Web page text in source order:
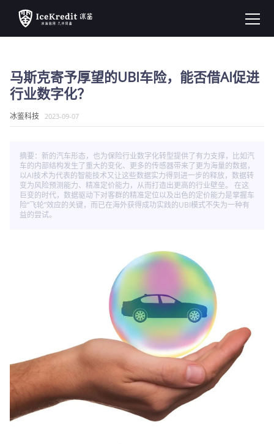
马斯克寄予厚望的UBI车险，能否借AI促进
行业数字化？
冰鉴科技 2023-09-07
摘要：新的汽车形态，也为保险行业数字化转型提供了有力支撑，比如汽
车的内部结构发生了重大的变化、更多的传感器带来了更为海量的数据，
以AI技术为代表的智能技术又让这些数据实力得到进一步的释放，数据转
变为风险预测能力、精准定价能力，从而打造出更高的行业壁垒。 在这
巨变的时代，数据驱动下对客群的精准定位以及出色的定价能力是掌握车
险“飞轮”效应的关键，而已在海外获得成功实践的UBI模式不失为一种有
益的尝试。